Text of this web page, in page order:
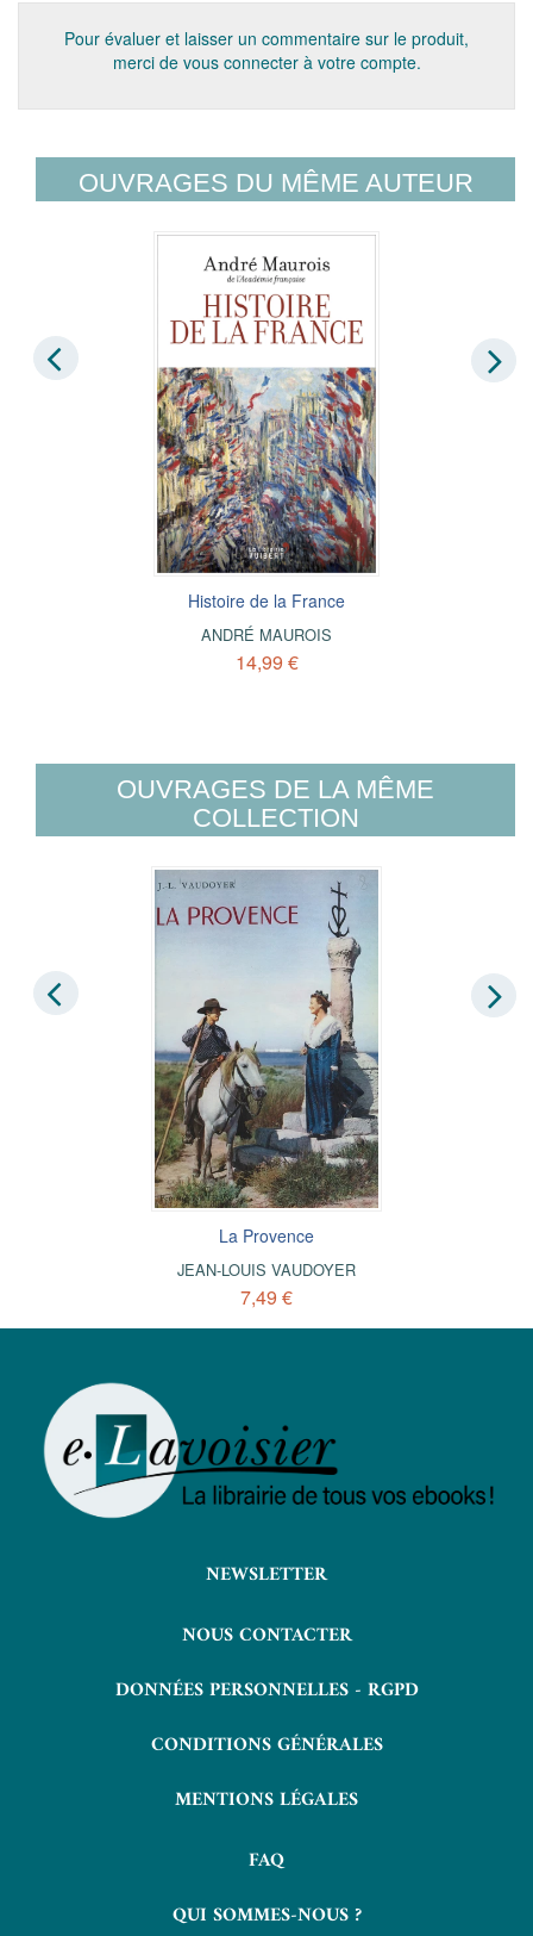
Pour évaluer et laisser un commentaire sur le produit,
merci de vous connecter à votre compte.
OUVRAGES DU MÊME AUTEUR
Histoire de la France
ANDRÉ MAUROIS
14,99 €
OUVRAGES DE LA MÊME
COLLECTION
La Provence
JEAN-LOUIS VAUDOYER
7,49 €
NEWSLETTER
NOUS CONTACTER
DONNÉES PERSONNELLES - RGPD
CONDITIONS GÉNÉRALES
MENTIONS LÉGALES
FAQ
QUI SOMMES-NOUS ?